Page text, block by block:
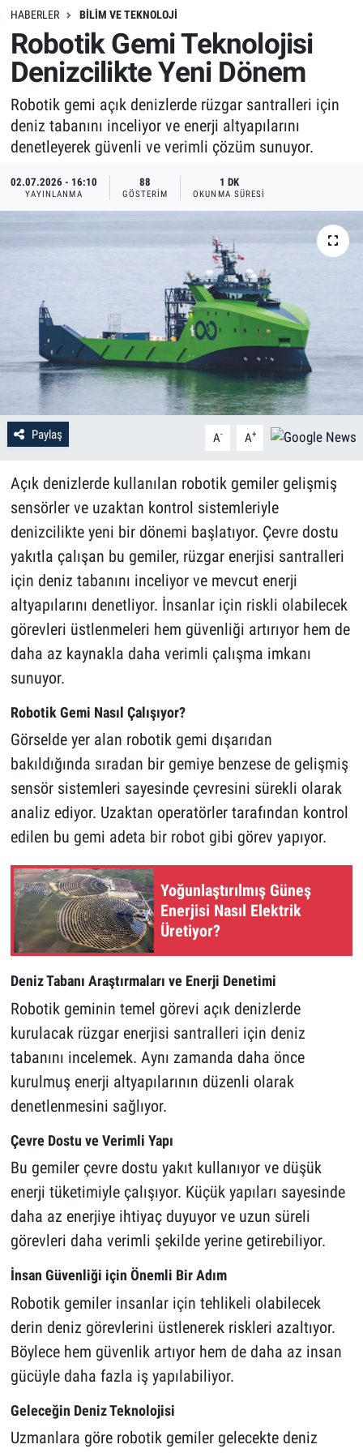
HABERLER BILIM VE TEKNOLOJI
Robotik Gemi Teknolojisi
Denizcilikte Yeni Dönem
Robotik gemi açık denizlerde rüzgar santralleri için
deniz tabanını inceliyor ve enerji altyapılarını
denetleyerek güvenli ve verimli çözüm sunuyor.
02.07.2026 - 16:10
YAYINLANMA
88
GÖSTERIM
1 DK
OKUNMA SÜRESI
Paylaş A- A+
Açık denizlerde kullanılan robotik gemiler gelişmiş
sensörler ve uzaktan kontrol sistemleriyle
denizcilikte yeni bir dönemi başlatıyor. Çevre dostu
yakıtla çalışan bu gemiler, rüzgar enerjisi santralleri
için deniz tabanını inceliyor ve mevcut enerji
altyapılarını denetliyor. İnsanlar için riskli olabilecek
görevleri üstlenmeleri hem güvenliği artırıyor hem de
daha az kaynakla daha verimli çalışma imkanı
sunuyor.
Robotik Gemi Nasıl Çalışıyor?
Görselde yer alan robotik gemi dışarıdan
bakıldığında sıradan bir gemiye benzese de gelişmiş
sensör sistemleri sayesinde çevresini sürekli olarak
analiz ediyor. Uzaktan operatörler tarafından kontrol
edilen bu gemi adeta bir robot gibi görev yapıyor.
Yoğunlaştırılmış Güneş
Enerjisi Nasıl Elektrik
Üretiyor?
Deniz Tabanı Araştırmaları ve Enerji Denetimi
Robotik geminin temel görevi açık denizlerde
kurulacak rüzgar enerjisi santralleri için deniz
tabanını incelemek. Aynı zamanda daha önce
kurulmuş enerji altyapılarının düzenli olarak
denetlenmesini sağlıyor.
Çevre Dostu ve Verimli Yapı
Bu gemiler çevre dostu yakıt kullanıyor ve düşük
enerji tüketimiyle çalışıyor. Küçük yapıları sayesinde
daha az enerjiye ihtiyaç duyuyor ve uzun süreli
görevleri daha verimli şekilde yerine getirebiliyor.
İnsan Güvenliği için Önemli Bir Adım
Robotik gemiler insanlar için tehlikeli olabilecek
derin deniz görevlerini üstlenerek riskleri azaltıyor.
Böylece hem güvenlik artıyor hem de daha az insan
gücüyle daha fazla iş yapılabiliyor.
Geleceğin Deniz Teknolojisi
Uzmanlara göre robotik gemiler gelecekte deniz